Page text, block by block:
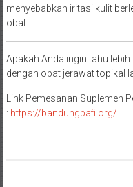
menyebabkan iritasi kulit
obat.
Apakah Anda ingin tahu
dengan obat jerawat topikal
Link Pemesanan Suplemen
: https://bandungpafi.org/